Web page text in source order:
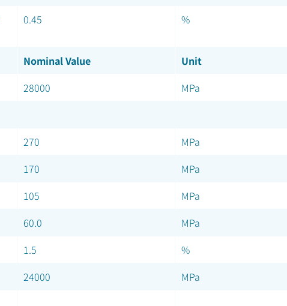
0.45 %
Nominal Value Unit
28000 MPa
270
MPa
170
MPa
105
MPa
60.0
MPa
1.5 %
24000 MPa